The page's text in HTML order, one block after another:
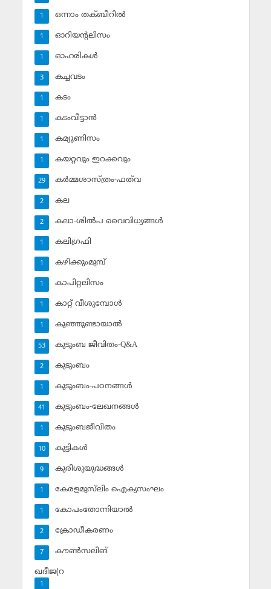
ഒന്നാം തക്ബീറില്‍
1
ഓറിയന്റലിസം
1
ഓഹരികള്‍
1
കച്ചവടം
3
കടം
1
കടംവീട്ടാന്‍
1
കമ്യൂണിസം
1
കയറ്റവും ഇറക്കവും
1
കര്‍മ്മശാസ്ത്രം-ഫത്‌വ
29
കല
2
കലാ-ശില്‍പ വൈവിധ്യങ്ങള്‍
2
കലിഗ്രഫി
1
കഴിക്കുംമുമ്പ്
1
കാപിറ്റലിസം
1
കാറ്റ് വീശുമ്പോള്‍
1
കുഞ്ഞുണ്ടായാല്‍
1
കുടുംബ ജീവിതം-Q&A
53
കുടുംബം
2
കുടുംബം-പഠനങ്ങള്‍
1
കുടുംബം-ലേഖനങ്ങള്‍
41
കുടുംബജീവിതം
1
കുട്ടികള്‍
10
കുരിശുയുദ്ധങ്ങള്‍
9
കേരളമുസ്‌ലിം ഐക്യസംഘം
1
കോപംതോന്നിയാല്‍
1
ക്രോഡീകരണം
2
കൗണ്‍സലിങ്‌
7
ഖദീജ(റ
1